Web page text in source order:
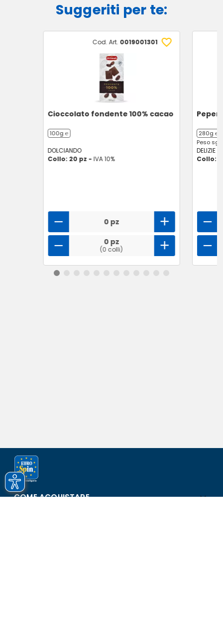
Suggeriti per te:
Cod. Art. 0019001301
Cioccolato fondente 100% cacao
100g ℮
DOLCIANDO
Collo: 20 pz - IVA 10%
0 pz
0 pz
(0 colli)
280g ℮
Peso
DELIZIE
Collo:
COME ACQUISTARE